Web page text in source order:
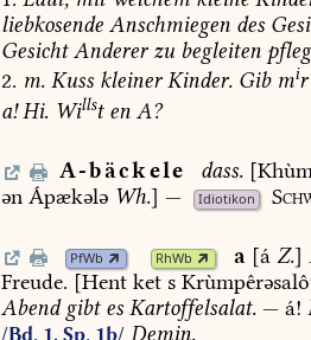
liebkosende Anschmiegen des
GesichtAndererzu begleiten
2. m. Kuss kleinerKinder. Gibmir
a! Hi. Willsten A?
A-bäckele dass.
ən Ápækələ Wh.] — Idiotikon
PfWb RhWb a [á Z.]
Freude. [Hent ket s
Abendgibtes Kartoffelsalat. — á!
/Bd. 1, Sp. 1b/ Demin.